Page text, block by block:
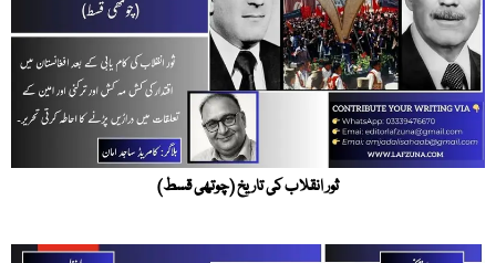
ثور انقلاب کی تاریخ (چوتھی قسط)